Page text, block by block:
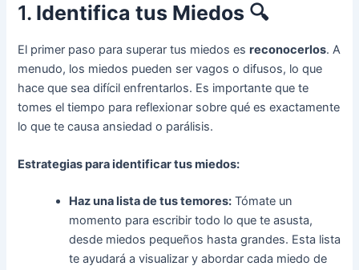
1. Identifica tus Miedos 🔍
El primer paso para superar tus miedos esreconocerlos. A
menudo, los miedos pueden ser vagos o difusos, lo que
hace que sea difícil enfrentarlos. Es importante que te
tomes el tiempo para reflexionar sobre qué es exactamente
lo que te causa ansiedad o parálisis.
Estrategias para identificar tus miedos:
Haz una lista de tus temores: Tómate un
momento para escribir todo lo que te asusta,
desde miedos pequeños hasta grandes. Esta lista
te ayudará a visualizar y abordar cada miedo de